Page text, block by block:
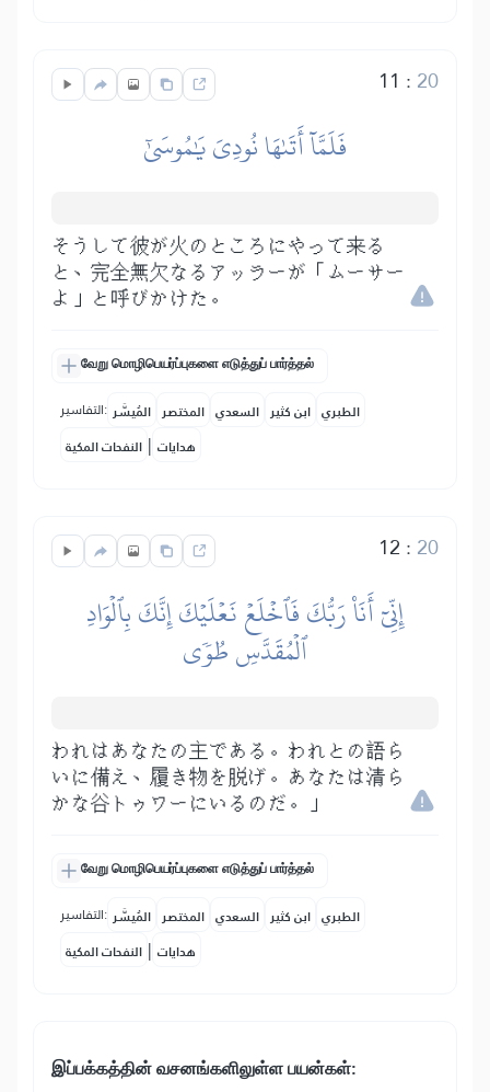
11 : 20
فَلَمَّآ أَتَىٰهَا نُودِيَ يَٰمُوسَىٰٓ
そうして彼が火のところにやって来る
と、完全無欠なるアッラーが「ムーサー
よ」と呼びかけた。
வேறு மொழிபெயர்ப்புகளை எடுத்துப் பார்த்தல்
التفاسير: المُيسَّر المختصر السعدي ابن كثير الطبري
النفحات المكية | هدايات
12 : 20
إِنِّيٓ أَنَا۠ رَبُّكَ فَٱخۡلَعۡ نَعۡلَيۡكَ إِنَّكَ بِٱلۡوَادِ
ٱلۡمُقَدَّسِ طُوٗى
われはあなたの主である。われとの語ら
いに備え、履き物を脱げ。あなたは清ら
かな谷トゥワーにいるのだ。」
வேறு மொழிபெயர்ப்புகளை எடுத்துப் பார்த்தல்
التفاسير: المُيسَّر المختصر السعدي ابن كثير الطبري
النفحات المكية | هدايات
இப்பக்கத்தின் வசனங்களிலுள்ள பயன்கள்: